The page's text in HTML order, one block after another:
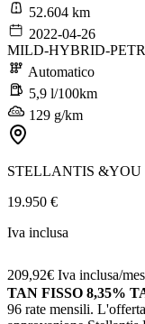
52.604 km
2022-04-26
MILD-HYBRID-
Automatico
5,9 l/100km
129 g/km
STELLANTIS
19.950 €
Iva inclusa
209,92€ Iva inclusa/
TAN FISSO 8,35%
96 rate mensili.